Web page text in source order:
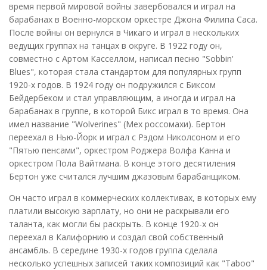
время первой мировой войны завербовался и играл на
барабанах в Военно-морском оркестре Джона Филипа Саса.
После войны он вернулся в Чикаго и играл в нескольких
ведущих группах на танцах в округе. В 1922 году он,
совместно с Артом Касселлом, написал песню "Sobbin'
Blues", которая стала стандартом для популярных групп
1920-х годов. В 1924 году он подружился с Биксом
Бейдербеком и стал управляющим, а иногда и играл на
барабанах в группе, в которой Бикс играл в то время. Она
имел название "Wolverines" (Мех россомахи). Бертон
переехал в Нью-Йорк и играл с Рэдом Николсоном и его
"Пятью пенсами", оркестром Роджера Волфа Канна и
оркестром Пола Вайтмана. В конце этого десятиления
Бертон уже считался лучшим джазовым барабанщиком.
Он часто играл в коммерческих коллективах, в которых ему
платили высокую зарплату, но они не раскрывали его
таланта, как могли бы раскрыть. В конце 1920-х он
переехал в Калифорнию и создал свой собственный
ансамбль. В середине 1930-х годов группа сделала
несколько успешных записей таких композиций как "Taboo"